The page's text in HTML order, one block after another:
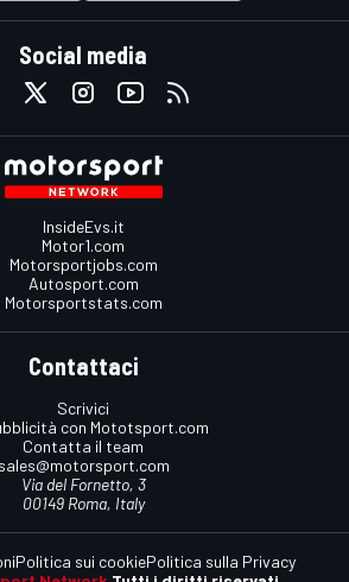
Social media
InsideEvs.it
Motor1.com
Motorsportjobs.com
Autosport.com
Motorsportstats.com
Contattaci
Scrivici
con Mototsport.com
Contatta il team
sales@motorsport.com
Via del Fornetto, 3
00149 Roma, Italy
Politica sui cookiePolitica sulla Privacy